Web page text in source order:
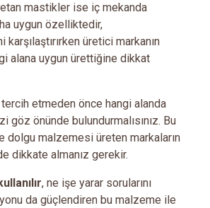
mastikler ise iç mekanda
uygun özelliktedir,
üretici markanın
alana uygun ürettiğine dikkat
etmeden önce hangi alanda
göz önünde bulundurmalısınız. Bu
dolgu malzemesi üreten markaların
dikkate almanız gerekir.
, ne işe yarar sorularını
da güçlendiren bu malzeme ile